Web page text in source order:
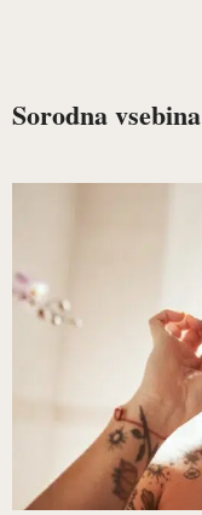
Sorodna vsebina